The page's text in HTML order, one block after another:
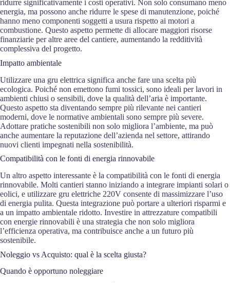
ridurre significativamente i costi operativi. Non solo consumano meno
energia, ma possono anche ridurre le spese di manutenzione, poiché
hanno meno componenti soggetti a usura rispetto ai motori a
combustione. Questo aspetto permette di allocare maggiori risorse
finanziarie per altre aree del cantiere, aumentando la redditività
complessiva del progetto.
Impatto ambientale
Utilizzare una gru elettrica significa anche fare una scelta più
ecologica. Poiché non emettono fumi tossici, sono ideali per lavori in
ambienti chiusi o sensibili, dove la qualità dell’aria è importante.
Questo aspetto sta diventando sempre più rilevante nei cantieri
moderni, dove le normative ambientali sono sempre più severe.
Adottare pratiche sostenibili non solo migliora l’ambiente, ma può
anche aumentare la reputazione dell’azienda nel settore, attirando
nuovi clienti impegnati nella sostenibilità.
Compatibilità con le fonti di energia rinnovabile
Un altro aspetto interessante è la compatibilità con le fonti di energia
rinnovabile. Molti cantieri stanno iniziando a integrare impianti solari o
eolici, e utilizzare gru elettriche 220V consente di massimizzare l’uso
di energia pulita. Questa integrazione può portare a ulteriori risparmi e
a un impatto ambientale ridotto. Investire in attrezzature compatibili
con energie rinnovabili è una strategia che non solo migliora
l’efficienza operativa, ma contribuisce anche a un futuro più
sostenibile.
Noleggio vs Acquisto: qual è la scelta giusta?
Quando è opportuno noleggiare